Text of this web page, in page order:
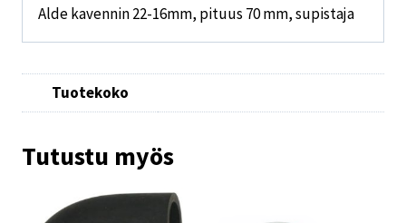
Alde kavennin 22-16mm, pituus 70 mm, supistaja
Tuotekoko
Tutustu myös